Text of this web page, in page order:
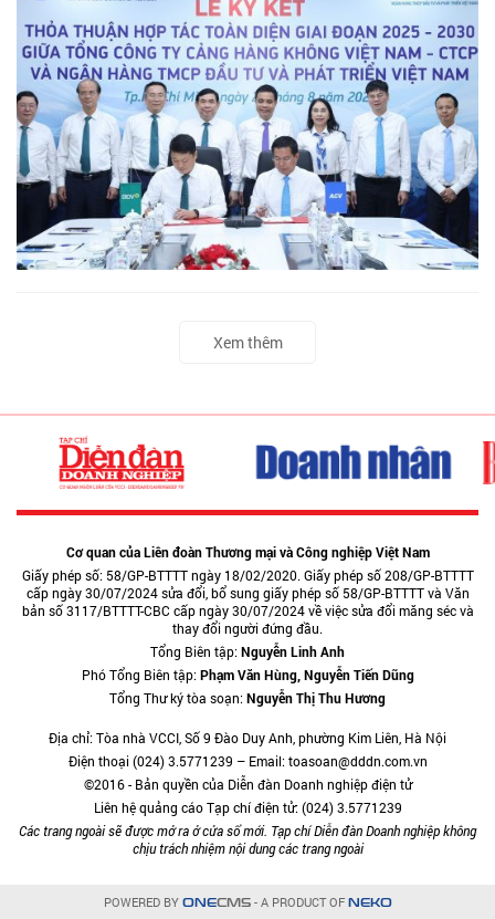
Xem thêm
Cơ quan của Liên đoàn Thương mại và Công nghiệp Việt Nam
Giấy phép số: 58/GP-BTTTT ngày 18/02/2020. Giấy phép số 208/GP-BTTTT
cấp ngày 30/07/2024 sửa đổi, bổ sung giấy phép số 58/GP-BTTTT và Văn
bản số 3117/BTTTT-CBC cấp ngày 30/07/2024 về việc sửa đổi măng séc và
thay đổi người đứng đầu.
Tổng Biên tập:Nguyễn Linh Anh
Phó Tổng Biên tập:Phạm Văn Hùng, Nguyễn Tiến Dũng
Tổng Thư ký tòa soạn:Nguyễn Thị Thu Hương
Địa chỉ: Tòa nhà VCCI, Số 9 Đào Duy Anh, phường Kim Liên, Hà Nội
Điện thoại (024) 3.5771239 – Email: toasoan@dddn.com.vn
©2016 - Bản quyền của Diễn đàn Doanh nghiệp điện tử
Liên hệ quảng cáo Tạp chí điện tử: (024) 3.5771239
Các trang ngoài sẽ được mở ra ở cửa sổ mới. Tạp chí Diễn đàn Doanh nghiệp không
chịu trách nhiệm nội dung các trang ngoài
POWERED BY ONECMS- A PRODUCT OF NEKO